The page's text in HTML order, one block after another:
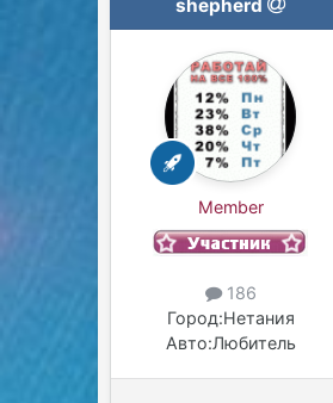
shepherd
Member
186
Город:Нетания
Авто:Любитель